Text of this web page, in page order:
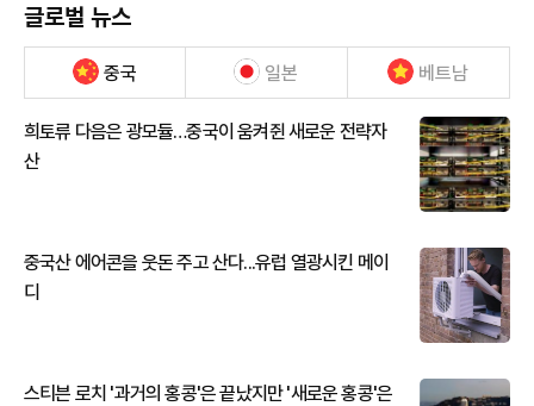
글로벌 뉴스
중국 일본 베트남
희토류 다음은 광모듈…중국이 움켜쥔 새로운 전략자
산
중국산 에어콘을 웃돈 주고 산다...유럽 열광시킨 메이
디
스티븐 로치 '과거의 홍콩'은 끝났지만 '새로운 홍콩'은